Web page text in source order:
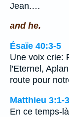
Jean.…
and he.
Ésaïe 40:3-5
Une voix crie:
l'Eternel,
route pour
Matthieu 3:1-3
En ce temps-